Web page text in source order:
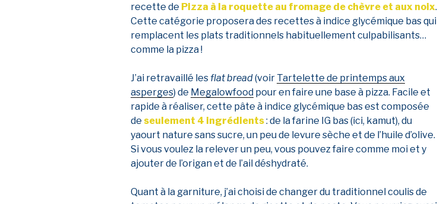
recette de Pizza à la roquette au fromage de chèvre et aux noix.
Cette catégorie proposera des recettes à indice glycémique bas qui
remplacent les plats traditionnels habituellement culpabilisants…
comme la pizza !
J’ai retravaillé les flat bread(voir Tartelette de printemps aux
asperges) de Megalowfood pour en faire une base à pizza. Facile et
rapide à réaliser, cette pâte à indice glycémique bas est composée
de seulement 4 ingrédients: de la farine IG bas (ici, kamut), du
yaourt nature sans sucre, un peu de levure sèche et de l’huile d’olive.
Si vous voulez la relever un peu, vous pouvez faire comme moi et y
ajouter de l’origan et de l’ail déshydraté.
Quant à la garniture, j’ai choisi de changer du traditionnel coulis de